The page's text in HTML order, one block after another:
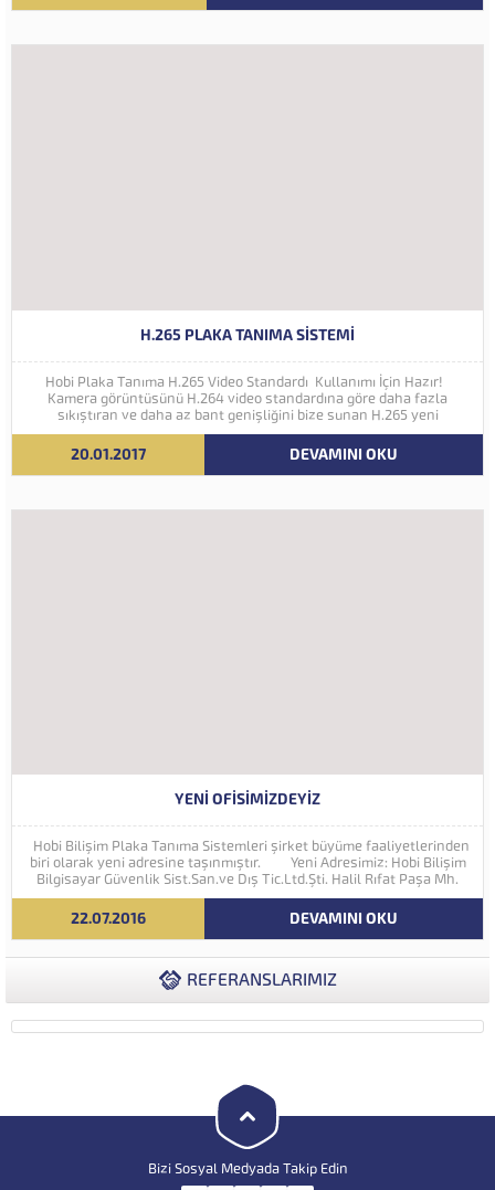
H.265 PLAKA TANIMA SISTEMI
Hobi Plaka Tanıma H.265 Video Standardı Kullanımı İçin Hazır!
Kamera görüntüsünü H.264 video standardına göre daha fazla
sıkıştıran ve daha az bant genişliğini bize sunan H.265 yeni
nesil kodlama teknolojisi Hobi Plaka Tanıma Sistemine eklenmiştir.
İleriki yıllarda 4K ve...
20.01.2017 DEVAMINI OKU
YENI OFISIMIZDEYIZ
Hobi Bilişim Plaka Tanıma Sistemleri şirket büyüme faaliyetlerinden
biri olarak yeni adresine taşınmıştır. Yeni Adresimiz: Hobi Bilişim
Bilgisayar Güvenlik Sist.San.ve Dış Tic.Ltd.Şti. Halil Rıfat Paşa Mh.
Perpa Ticaret Merkezi A Blok Kat:5 No:71-73 (34384) Şişli...
22.07.2016 DEVAMINI OKU
REFERANSLARIMIZ
Bizi Sosyal Medyada Takip Edin